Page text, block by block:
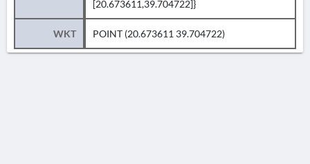
[20.673611,39.704722]}
WKT POINT (20.673611 39.704722)